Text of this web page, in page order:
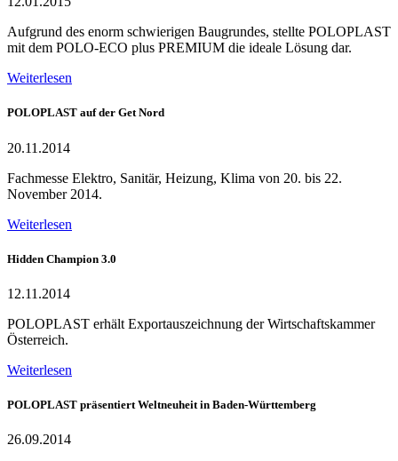
Aufgrund des enorm schwierigen Baugrundes, stellte POLOPLAST
mit dem POLO-ECO plus PREMIUM die ideale Lösung dar.
Weiterlesen
POLOPLAST auf der Get Nord
20.11.2014
Fachmesse Elektro, Sanitär, Heizung, Klima von 20. bis 22.
November 2014.
Weiterlesen
Hidden Champion 3.0
12.11.2014
POLOPLAST erhält Exportauszeichnung der Wirtschaftskammer
Österreich.
Weiterlesen
POLOPLAST präsentiert Weltneuheit in Baden-Württemberg
26.09.2014